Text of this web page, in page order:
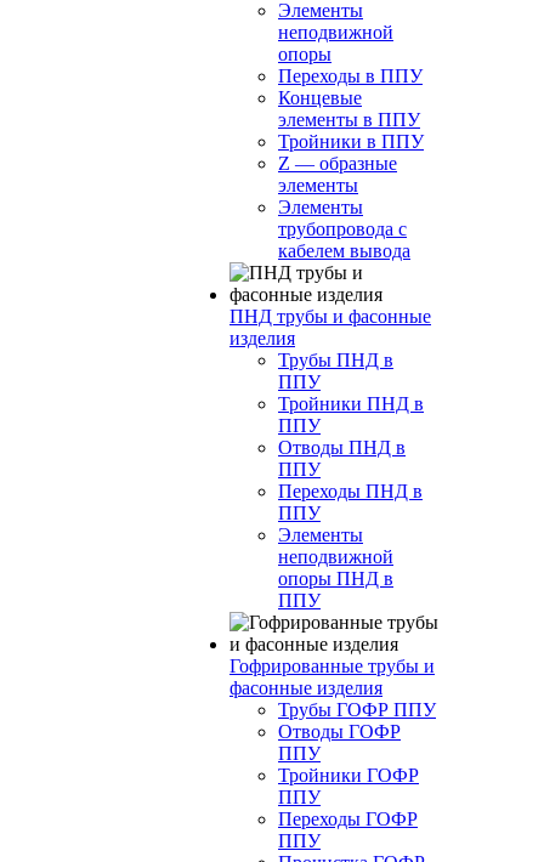
Элементы
неподвижной
опоры
Переходы в ППУ
Концевые
элементы в ППУ
Тройники в ППУ
Z — образные
элементы
Элементы
трубопровода с
кабелем вывода
ПНД трубы и фасонные
изделия
Трубы ПНД в
ППУ
Тройники ПНД в
ППУ
Отводы ПНД в
ППУ
Переходы ПНД в
ППУ
Элементы
неподвижной
опоры ПНД в
ППУ
Гофрированные трубы и
фасонные изделия
Трубы ГОФР ППУ
Отводы ГОФР
ППУ
Тройники ГОФР
ППУ
Переходы ГОФР
ППУ